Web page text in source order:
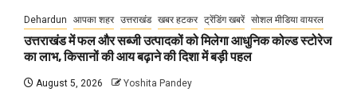
Dehardun आपका शहर उत्तराखंड खबर हटकर ट्रेंडिंग खबरें सोशल मीडिया वायरल
उत्तराखंड में फल और सब्जी उत्पादकों को मिलेगा आधुनिक कोल्ड स्टोरेज
का लाभ, किसानों की आय बढ़ाने की दिशा में बड़ी पहल
August 5, 2026 Yoshita Pandey